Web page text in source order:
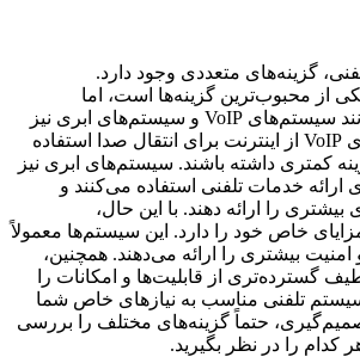
گزینه‌های متعددی وجود دارد.
از محبوب‌ترین گزینه‌ها است، اما
سیستم‌های دیگری مانند سیستم‌های VoIP و سیستم‌های ابری نیز
وجود دارند. سیستم‌های VoIP از اینترنت برای انتقال صدا استفاده
کمتری داشته باشند. سیستم‌های ابری نیز
ارائه خدمات تلفنی استفاده می‌کنند و
بیشتری را ارائه دهند. با این حال،
خاص خود را دارد. این سیستم‌ها معمولاً
امنیت بیشتری را ارائه می‌دهند. همچنین،
گسترده‌تری از قابلیت‌ها و امکانات را
سیستم تلفنی مناسب به نیازهای خاص شما
حتماً گزینه‌های مختلف را بررسی
کدام را در نظر بگیرید.